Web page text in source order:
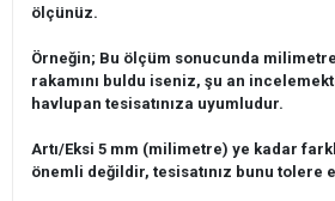
ölçünüz.
Örneğin; Bu ölçüm sonucunda
rakamını buldu iseniz, şu an
havlupan tesisatınıza uyumludur.
Artı/Eksi 5 mm (milimetre) ye kadar
önemli değildir, tesisatınız bunu tolere